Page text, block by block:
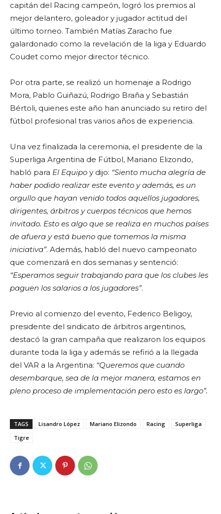
capitán del Racing campeón, logró los premios al
mejor delantero, goleador y jugador actitud del
último torneo. También Matías Zaracho fue
galardonado como la revelación de la liga y Eduardo
Coudet como mejor director técnico.
Por otra parte, se realizó un homenaje a Rodrigo
Mora, Pablo Guiñazú, Rodrigo Braña y Sebastián
Bértoli, quienes este año han anunciado su retiro del
fútbol profesional tras varios años de experiencia.
Una vez finalizada la ceremonia, el presidente de la
Superliga Argentina de Fútbol, Mariano Elizondo,
habló para El Equipo y dijo: “Siento mucha alegría de
haber podido realizar este evento y además, es un
orgullo que hayan venido todos aquellos jugadores,
dirigentes, árbitros y cuerpos técnicos que hemos
invitado. Esto es algo que se realiza en muchos países
de afuera y está bueno que tomemos la misma
iniciativa”. Además, habló del nuevo campeonato
que comenzará en dos semanas y sentenció:
“Esperamos seguir trabajando para que los clubes les
paguen los salarios a los jugadores”.
Previo al comienzo del evento, Federico Beligoy,
presidente del sindicato de árbitros argentinos,
destacó la gran campaña que realizaron los equipos
durante toda la liga y además se refirió a la llegada
del VAR a la Argentina: “Queremos que cuando
desembarque, sea de la mejor manera, estamos en
pleno proceso de implementación pero esto es largo”.
TAGS Lisandro López Mariano Elizondo Racing
Superliga
Tigre